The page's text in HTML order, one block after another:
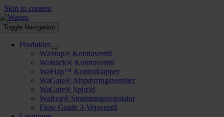
Skip to content
Toggle Navigation
Produkter
WaStop® Kontraventil
WaBack® Kontraventil
WaFlap™ Kontraklapper
WaGate® Afspærringsventiler
WaGate® Spjæld
WaReg® Strømningsregulator
Flow Guide 3-Vejsventil